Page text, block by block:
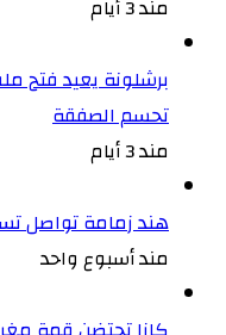
مند 3 أيام
تحسم الصفقة
مند 3 أيام
هند زمامة تواصل
مند أسبوع واحد